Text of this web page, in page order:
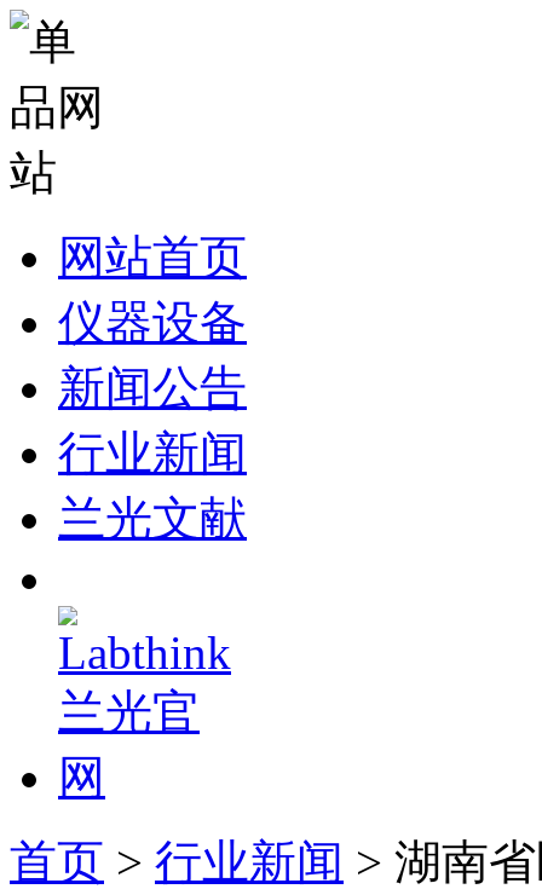
网站首页
仪器设备
新闻公告
行业新闻
兰光文献
首页 > 行业新闻 > 湖南